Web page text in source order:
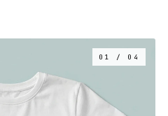
01 / 04